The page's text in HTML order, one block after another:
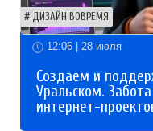
ДИЗАЙН ВОВРЕМЯ
12:06 | 28 июля
Создаем и
Уральском.
интернет-